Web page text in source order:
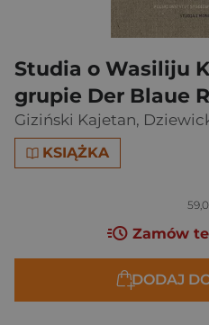
Studia o Wasiliju
grupie Der Blaue
Giziński Kajetan,
KSIĄŻKA
Zamów
DODAJ